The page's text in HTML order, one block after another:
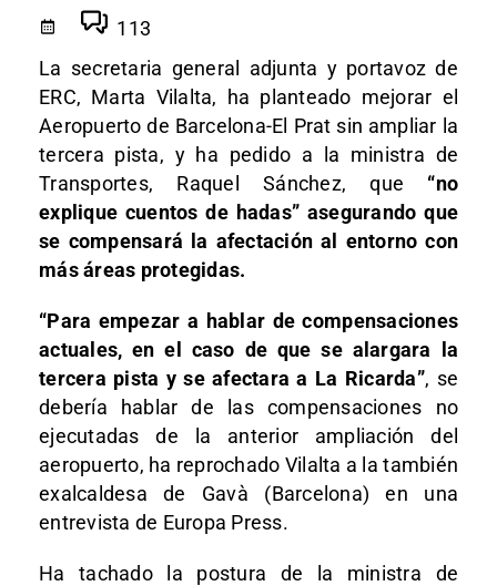
113
La secretaria general adjunta y portavoz de
ERC, Marta Vilalta, ha planteado mejorar el
Aeropuerto de Barcelona-El Prat sin ampliar la
tercera pista, y ha pedido a la ministra de
Transportes, Raquel Sánchez, que “no
explique cuentos de hadas” asegurando que
se compensará la afectación al entorno con
más áreas protegidas.
“Para empezar a hablar de compensaciones
actuales, en el caso de que se alargara la
tercera pista y se afectara a La Ricarda”, se
debería hablar de las compensaciones no
ejecutadas de la anterior ampliación del
aeropuerto, ha reprochado Vilalta a la también
exalcaldesa de Gavà (Barcelona) en una
entrevista de Europa Press.
Ha tachado la postura de la ministra de